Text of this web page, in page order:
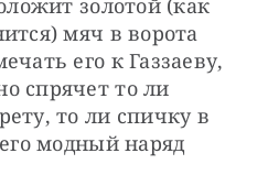
золотой (как
мяч в ворота
его к Газзаеву,
спрячет то ли
то ли спичку в
модный наряд